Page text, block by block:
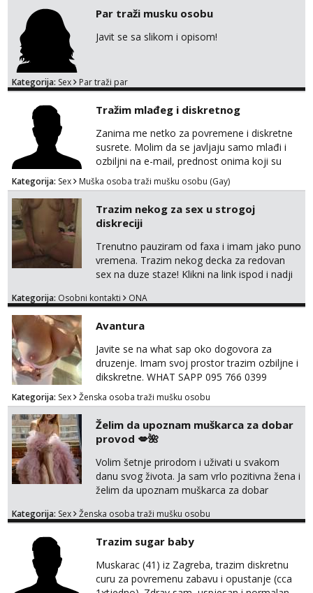
markodalic37@gmail.com
Par traži musku osobu
Javit se sa slikom i opisom!
Kategorija: Sex Par traži par
Tražim mlađeg i diskretnog
Zanima me netko za povremene i diskretne
susrete. Molim da se javljaju samo mlađi i
ozbiljni na e-mail, prednost onima koji su
vitke građe, iskustvo mi je nebitno. Higijena i
diskrecija su mi na prvom mjestu,
maksimalno držim do izgleda, sportski sam
tip.
Kategorija: Sex Muška osoba traži mušku osobu (Gay)
Trazim nekog za sex u strogoj
diskreciji
Trenutno pauziram od faxa i imam jako puno
vremena. Trazim nekog decka za redovan
sex na duze staze! Klikni na link ispod i nadji
Kategorija: Osobni kontakti ONA
Avantura
Javite se na what sap oko dogovora za
druzenje. Imam svoj prostor trazim ozbiljne i
dikskretne. WHAT SAPP 095 766 0399
Kategorija: Sex Ženska osoba traži mušku osobu
Želim da upoznam muškarca za dobar
provod 💋🌺
Volim šetnje prirodom i uživati u svakom
danu svog života. Ja sam vrlo pozitivna žena i
želim da upoznam muškarca za dobar
na link ispod i nadji me tamo, cekam te!
Kategorija: Sex Ženska osoba traži mušku osobu
Trazim sugar baby
Muskarac (41) iz Zagreba, trazim diskretnu
curu za povremenu zabavu i opustanje (cca